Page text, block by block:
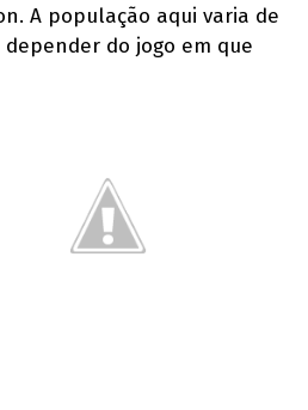
A população aqui varia de
do jogo em que